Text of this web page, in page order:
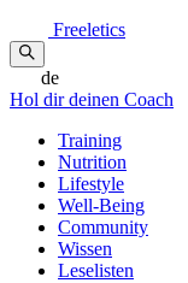
Freeletics
de
Hol dir deinen Coach
Training
Nutrition
Lifestyle
Well-Being
Community
Wissen
Leselisten